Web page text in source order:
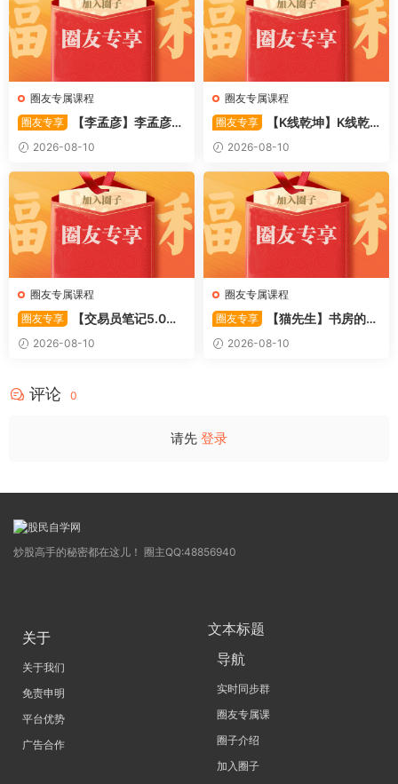
圈友专属课程
圈友专享
【李孟彦】李孟彦集
合竞价全攻略 股市行者孙 —
竞价 2PDF文件
2026-08-10
圈友专属课程
圈友专享
【K线乾坤】K线乾
坤–提前发现强势板块 1PDF文
件
2026-08-10
圈友专属课程
圈友专享
【交易员笔记5.0】
高级交易员核心知识笔记 交易
员监管手册 共87页 1PDF文件
2026-08-10
圈友专属课程
圈友专享
【猫先生】书房的猫
先生–如何做好超短线+复盘
(实战技巧买点 战法 7PDF文件
2026-08-10
评论 0
请先 登录
炒股高手的秘密都在这儿！ 圈主QQ:48856940
关于
关于我们
免责申明
平台优势
广告合作
文本标题
导航
实时同步群
圈友专属课
圈子介绍
加入圈子